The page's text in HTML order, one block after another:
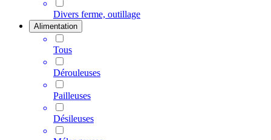
Divers ferme, outillage
Alimentation
Tous
Dérouleuses
Pailleuses
Désileuses